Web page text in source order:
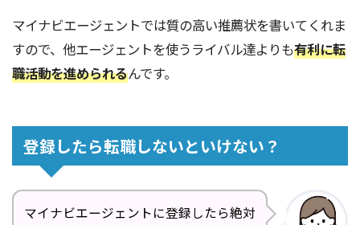
マイナビエージェントでは質の高い推薦状を書いてくれま
すので、他エージェントを使うライバル達よりも有利に転
職活動を進められるんです。
登録したら転職しないといけない？
マイナビエージェントに登録したら絶対